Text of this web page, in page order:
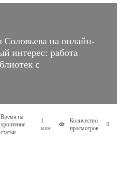
на онлайн-
интерес: работа
с
Время на
прочтение
статьи
1
мин
Количество
просмотров
0